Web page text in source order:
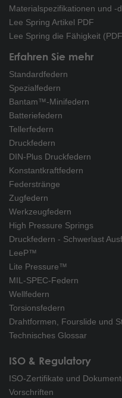
Materialspezifikationen und -
Lee Spring Artikel PDF
Lee Spring die Fähigkeit
Erfahren Sie mehr
Standardfedern
Spezialfedern
Bantam™-Minifedern
Batteriefedern
Tellerfedern
Druckfedern
DIN-Plus Druckfedern
Konstantkraftfedern
Federstränge
Zugfedern
Werkzeugfedern
High Pressure Springs
Druckfedern - Schwerlast
LeeP™
Lite Pressure™
MIL-SPEC-Federn
Wellfedern
Torsionsfedern
Drahtformen, Fourslide und
Technisches Glossar
ISO & Regulatory
ISO-Zertifikate und
Vorschriften